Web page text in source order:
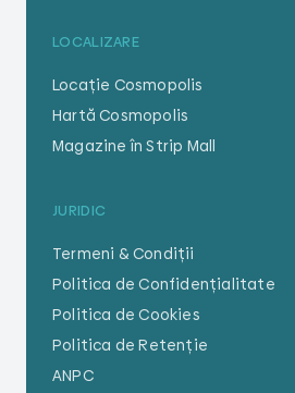
LOCALIZARE
Locație Cosmopolis
Hartă Cosmopolis
Magazine în Strip Mall
JURIDIC
Termeni & Condiții
Politica de Confidențialitate
Politica de Cookies
Politica de Retenție
ANPC